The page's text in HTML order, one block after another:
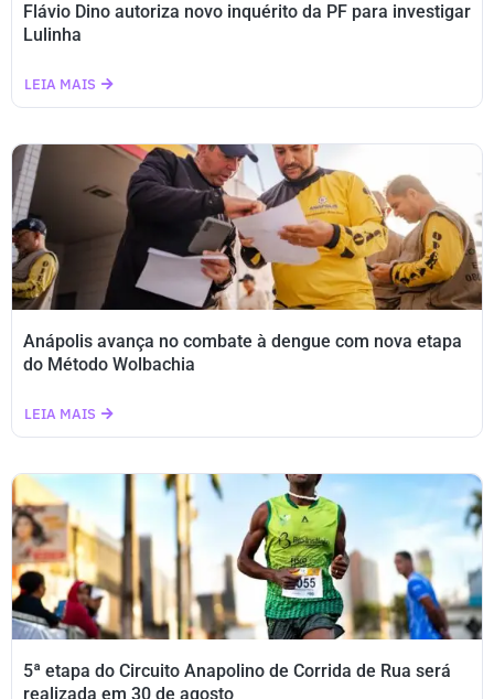
Flávio Dino autoriza novo inquérito da PF para investigar
Lulinha
LEIA MAIS
Anápolis avança no combate à dengue com nova etapa
do Método Wolbachia
LEIA MAIS
5ª etapa do Circuito Anapolino de Corrida de Rua será
realizada em 30 de agosto